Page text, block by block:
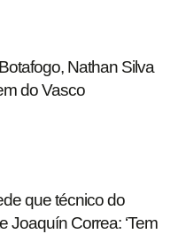
Nathan Silva
do Vasco
que técnico do
Joaquín Correa: ‘Tem